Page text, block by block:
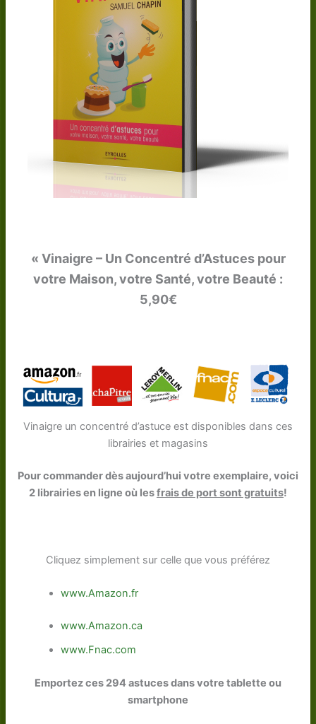
« Vinaigre – Un Concentré d’Astuces pour
votre Maison, votre Santé, votre Beauté :
5,90€
Vinaigre un concentré d’astuce est disponibles dans ces
librairies et magasins
Pour commander dès aujourd’hui votre exemplaire, voici
2 librairies en ligne où lesfrais de port sont gratuits!
Cliquez simplement sur celle que vous préférez
www.Amazon.fr
www.Amazon.ca
www.Fnac.com
Emportez ces 294 astuces dans votre tablette ou
smartphone